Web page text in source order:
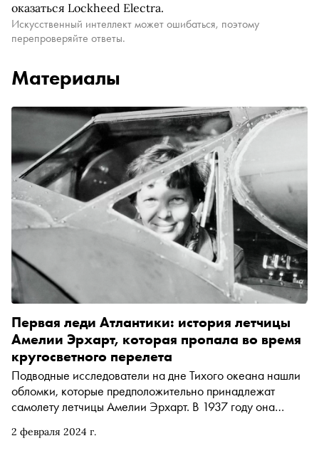
оказаться Lockheed Electra.
Искусственный интеллект может ошибаться, поэтому
перепроверяйте ответы.
Материалы
2 февраля 2024 г.
Первая леди Атлантики: история летчицы
Амелии Эрхарт, которая пропала во время
кругосветного перелета
Подводные исследователи на дне Тихого океана нашли
обломки, которые предположительно принадлежат
самолету летчицы Амелии Эрхарт. В 1937 году она
кругосветный полет. Как американка из бедной семьи